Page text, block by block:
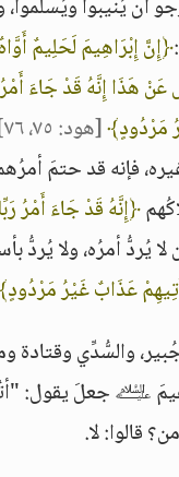
أن يُنيبوا ويُسلموا،
﴿إِنَّ إِبْرَاهِيمَ لَحَلِيمٌ
عَنْ هَذَا إِنَّهُ قَدْ جَاءَ
مَرْدُودٍ﴾[هود: ٧٥، ٧٦]
فإنه قد حتمَ
﴿إِنَّهُ قَدْ جَاءَ أَمْرُ
يُردُّ أمرُه، ولا يُردُّ
عَذَابٌ غَيْرُ
والسُّدِّي وقتادة
﵇ جعلَ يقول:
قالوا: لا.